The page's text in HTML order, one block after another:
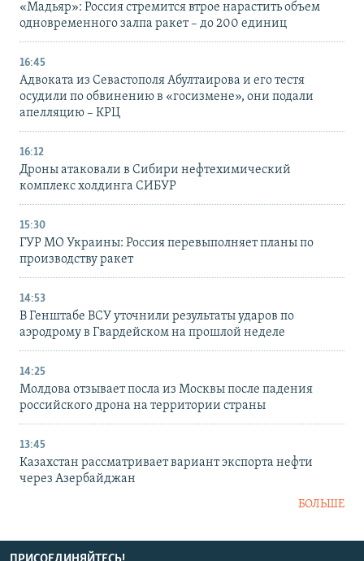
«Мадьяр»: Россия стремится втрое нарастить объем
одновременного залпа ракет – до 200 единиц
16:45
Адвоката из Севастополя Абултаирова и его тестя
осудили по обвинению в «госизмене», они подали
апелляцию – КРЦ
16:12
Дроны атаковали в Сибири нефтехимический
комплекс холдинга СИБУР
15:30
ГУР МО Украины: Россия перевыполняет планы по
производству ракет
14:53
В Генштабе ВСУ уточнили результаты ударов по
аэродрому в Гвардейском на прошлой неделе
14:25
Молдова отзывает посла из Москвы после падения
российского дрона на территории страны
13:45
Казахстан рассматривает вариант экспорта нефти
через Азербайджан
БОЛЬШЕ